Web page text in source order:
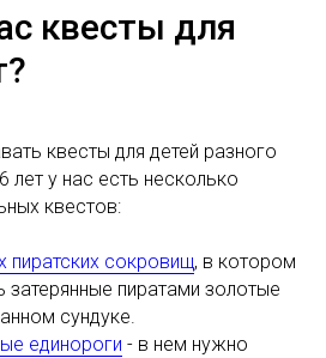
квесты для
квесты для детей разного
лет у нас есть несколько
квестов:
пиратских сокровищ, в котором
затерянные пиратами золотые
сундуке.
единороги - в нем нужно